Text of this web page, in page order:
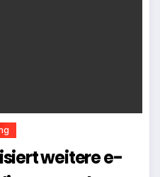
weitere e-